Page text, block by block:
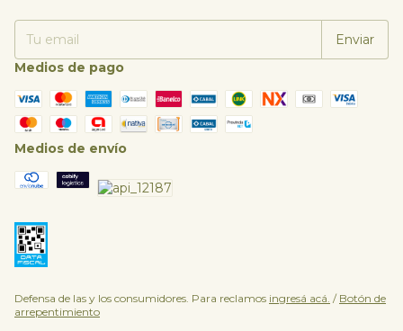
Medios de pago
Medios de envío
Defensa de las y los consumidores. Para reclamos ingresá acá. / Botón de
arrepentimiento